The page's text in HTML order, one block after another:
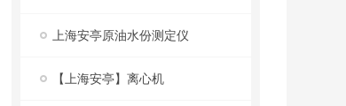
上海安亭原油水份测定仪
【上海安亭】离心机